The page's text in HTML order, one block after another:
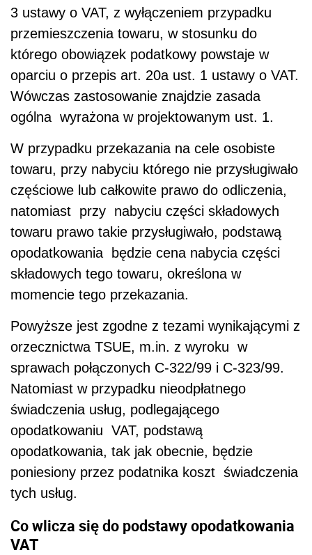
3 ustawy o VAT, z wyłączeniem przypadku
przemieszczenia towaru, w stosunku do
którego obowiązek podatkowy powstaje w
oparciu o przepis art. 20a ust. 1 ustawy o VAT.
Wówczas zastosowanie znajdzie zasada
ogólna wyrażona w projektowanym ust. 1.
W przypadku przekazania na cele osobiste
towaru, przy nabyciu którego nie przysługiwało
częściowe lub całkowite prawo do odliczenia,
natomiast przy nabyciu części składowych
towaru prawo takie przysługiwało, podstawą
opodatkowania będzie cena nabycia części
składowych tego towaru, określona w
momencie tego przekazania.
Powyższe jest zgodne z tezami wynikającymi z
orzecznictwa TSUE, m.in. z wyroku w
sprawach połączonych C-322/99 i C-323/99.
Natomiast w przypadku nieodpłatnego
świadczenia usług, podlegającego
opodatkowaniu VAT, podstawą
opodatkowania, tak jak obecnie, będzie
poniesiony przez podatnika koszt świadczenia
tych usług.
Co wlicza się do podstawy opodatkowania
VAT